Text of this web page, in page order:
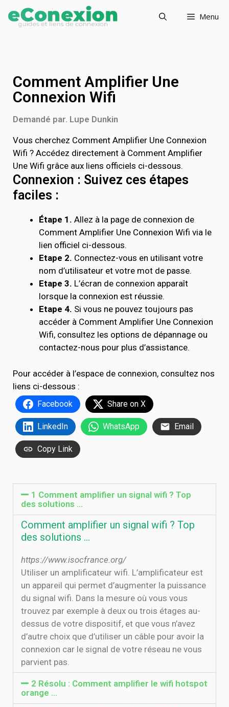
Menu
Comment Amplifier Une
Connexion Wifi
Demandé par. Lupe Dunkin
Vous cherchez Comment Amplifier Une Connexion
Wifi ? Accédez directement à Comment Amplifier
Une Wifi grâce aux liens officiels ci-dessous.
Connexion : Suivez ces étapes
faciles :
Étape 1. Allez à la page de connexion de
Comment Amplifier Une Connexion Wifi via le
lien officiel ci-dessous.
Etape 2. Connectez-vous en utilisant votre
nom d’utilisateur et votre mot de passe.
Etape 3. L’écran de connexion apparaît
lorsque la connexion est réussie.
Etape 4. Si vous ne pouvez toujours pas
accéder à Comment Amplifier Une Connexion
Wifi, consultez les options de dépannage ou
contactez-nous pour plus d’assistance.
Pour accéder à l’espace de connexion, consultez nos
liens ci-dessous :
Facebook Share on X
LinkedIn WhatsApp Email
Copy Link
1 Comment amplifier un signal wifi ? Top
des solutions ...
Comment amplifier un signal wifi ? Top
des solutions ...
https://www.isocfrance.org/
Utiliser un amplificateur wifi. L’amplificateur est
un appareil qui permet d’augmenter la puissance
du signal wifi. Dans la mesure où vous vous
trouvez par exemple à deux ou trois étages au-
dessus de votre dispositif, et que vous n’avez
d’autre choix que d’utiliser un câble pour avoir la
connexion car le signal de votre réseau ne vous
parvient pas.
2 Résolu : Comment amplifier le wifi hotspot
orange ...